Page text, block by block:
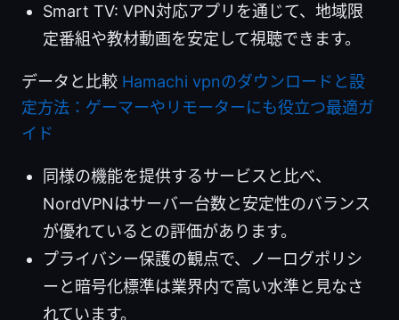
Smart TV: VPN対応アプリを通じて、地域限
定番組や教材動画を安定して視聴できます。
データと比較 Hamachi vpnのダウンロードと設
定方法：ゲーマーやリモーターにも役立つ最適ガ
イド
同様の機能を提供するサービスと比べ、
NordVPNはサーバー台数と安定性のバランス
が優れているとの評価があります。
プライバシー保護の観点で、ノーログポリシ
ーと暗号化標準は業界内で高い水準と見なさ
れています。